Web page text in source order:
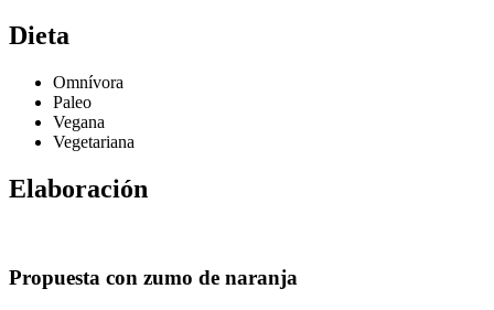
Dieta
Omnívora
Paleo
Vegana
Vegetariana
Elaboración
Propuesta con zumo de naranja